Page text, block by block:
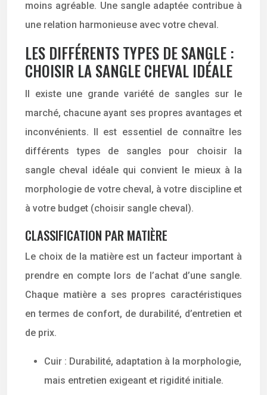
moins agréable. Une sangle adaptée contribue à
une relation harmonieuse avec votre cheval.
LES DIFFÉRENTS TYPES DE SANGLE :
CHOISIR LA SANGLE CHEVAL IDÉALE
Il existe une grande variété de sangles sur le
marché, chacune ayant ses propres avantages et
inconvénients. Il est essentiel de connaître les
différents types de sangles pour choisir la
sangle cheval idéale qui convient le mieux à la
morphologie de votre cheval, à votre discipline et
à votre budget (choisir sangle cheval).
CLASSIFICATION PAR MATIÈRE
Le choix de la matière est un facteur important à
prendre en compte lors de l’achat d’une sangle.
Chaque matière a ses propres caractéristiques
en termes de confort, de durabilité, d’entretien et
de prix.
Cuir : Durabilité, adaptation à la morphologie,
mais entretien exigeant et rigidité initiale.